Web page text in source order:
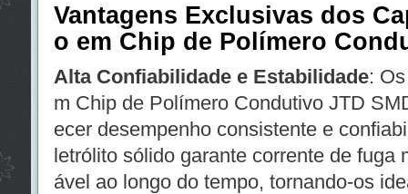
Vantagens Exclusivas dos
o em Chip de Polímero
Alta Confiabilidade e Estabilidade:
m Chip de Polímero Condutivo JTD
ecer desempenho consistente e
letrólito sólido garante corrente de fuga
ável ao longo do tempo, tornando-os